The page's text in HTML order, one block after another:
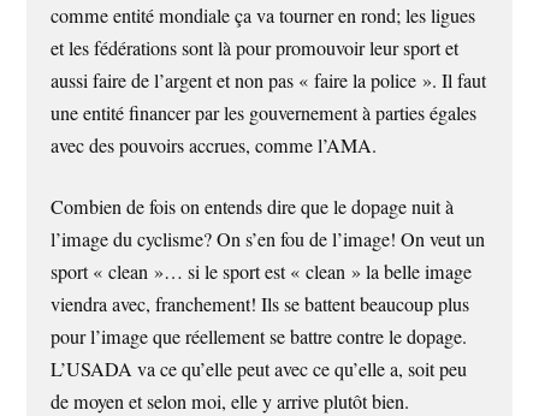
comme entité mondiale ça va tourner en rond; les ligues
et les fédérations sont là pour promouvoir leur sport et
aussi faire de l’argent et non pas « faire la police ». Il faut
une entité financer par les gouvernement à parties égales
avec des pouvoirs accrues, comme l’AMA.
Combien de fois on entends dire que le dopage nuit à
l’image du cyclisme? On s’en fou de l’image! On veut un
sport « clean »… si le sport est « clean » la belle image
viendra avec, franchement! Ils se battent beaucoup plus
pour l’image que réellement se battre contre le dopage.
L’USADA va ce qu’elle peut avec ce qu’elle a, soit peu
de moyen et selon moi, elle y arrive plutôt bien.